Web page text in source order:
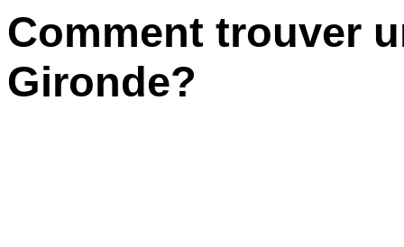
Comment trouver
Gironde?